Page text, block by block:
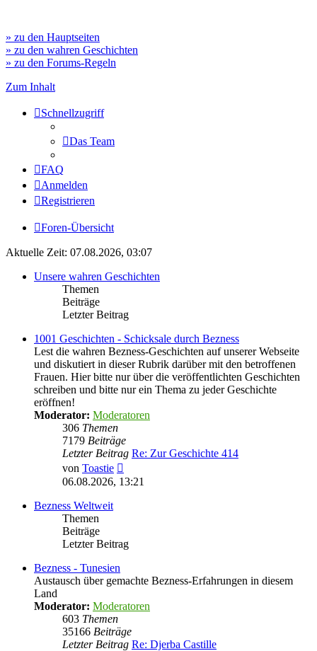
» zu den Hauptseiten
» zu den wahren Geschichten
» zu den Forums-Regeln
Zum Inhalt
Schnellzugriff
Das Team
FAQ
Anmelden
Registrieren
Foren-Übersicht
Aktuelle Zeit: 07.08.2026, 03:07
Unsere wahren Geschichten
Themen
Beiträge
Letzter Beitrag
1001 Geschichten - Schicksale durch Bezness
Lest die wahren Bezness-Geschichten auf unserer Webseite
und diskutiert in dieser Rubrik darüber mit den betroffenen
Frauen. Hier bitte nur über die veröffentlichten Geschichten
schreiben und bitte nur ein Thema zu jeder Geschichte
eröffnen!
Moderator: Moderatoren
306 Themen
7179 Beiträge
Letzter Beitrag Re: Zur Geschichte 414
von Toastie
Beitrag
06.08.2026, 13:21
Bezness Weltweit
Themen
Beiträge
Letzter Beitrag
Bezness - Tunesien
Austausch über gemachte Bezness-Erfahrungen in diesem
Land
Moderator: Moderatoren
603 Themen
35166 Beiträge
Letzter Beitrag Re: Djerba Castille